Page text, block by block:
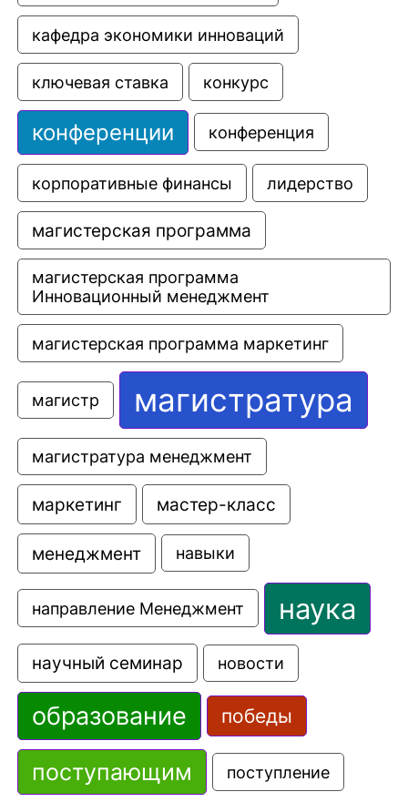
кафедра экономики инноваций
ключевая ставка конкурс
конференции конференция
корпоративные финансы лидерство
магистерская программа
магистерская программа
Инновационный менеджмент
магистерская программа маркетинг
магистр магистратура
магистратура менеджмент
маркетинг мастер-класс
менеджмент навыки
направление Менеджмент наука
научный семинар новости
образование победы
поступающим поступление